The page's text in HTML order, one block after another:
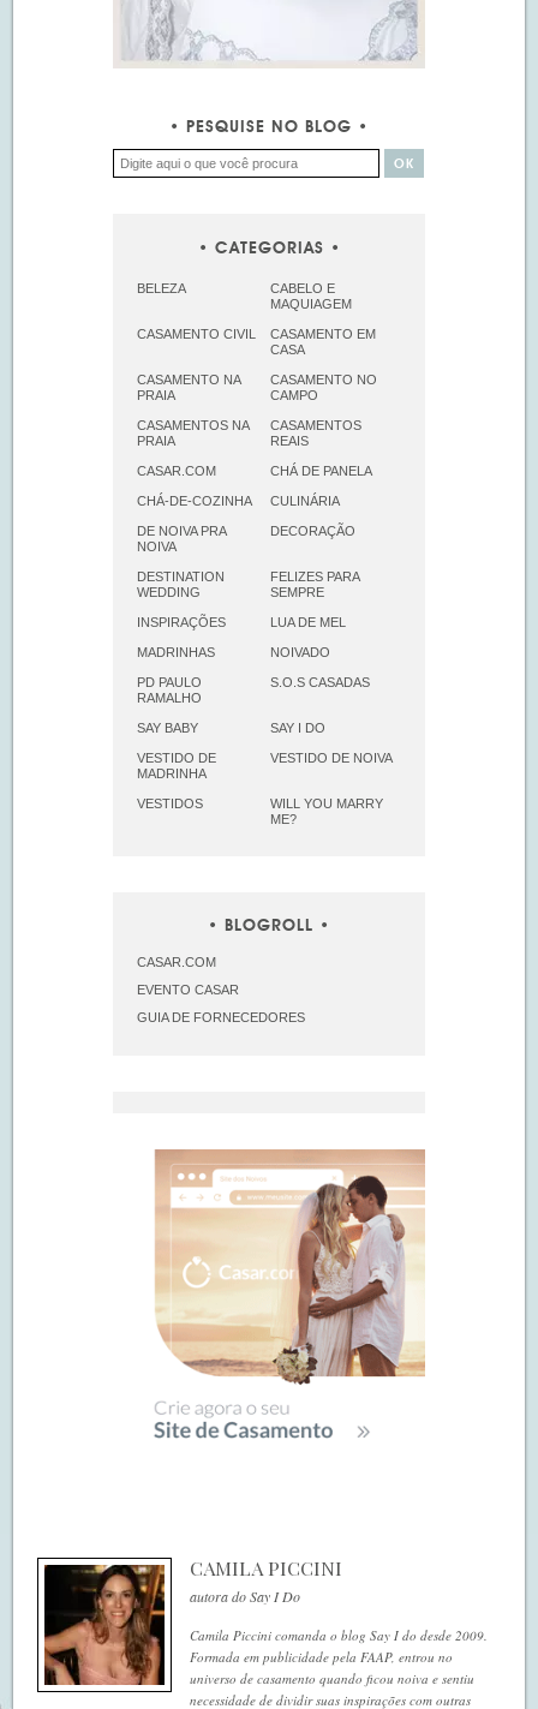
PESQUISE NO BLOG
CATEGORIAS
BELEZA
CABELO E
MAQUIAGEM
CASAMENTO CIVIL
CASAMENTO EM
CASA
CASAMENTO NA
PRAIA
CASAMENTO NO
CAMPO
CASAMENTOS NA
PRAIA
CASAMENTOS
REAIS
CASAR.COM CHÁ DE PANELA
CHÁ-DE-COZINHA CULINÁRIA
DE NOIVA PRA
NOIVA
DECORAÇÃO
DESTINATION
WEDDING
FELIZES PARA
SEMPRE
INSPIRAÇÕES LUA DE MEL
MADRINHAS NOIVADO
PD PAULO
RAMALHO
S.O.S CASADAS
SAY BABY SAY I DO
VESTIDO DE
MADRINHA
VESTIDO DE NOIVA
VESTIDOS
WILL YOU MARRY
ME?
BLOGROLL
CASAR.COM
EVENTO CASAR
GUIA DE FORNECEDORES
CAMILA PICCINI
autora do Say I Do
Camila Piccini comanda o blog Say I do desde 2009.
Formada em publicidade pela FAAP, entrou no
universo de casamento quando ficou noiva e sentiu
necessidade de dividir suas inspirações com outras